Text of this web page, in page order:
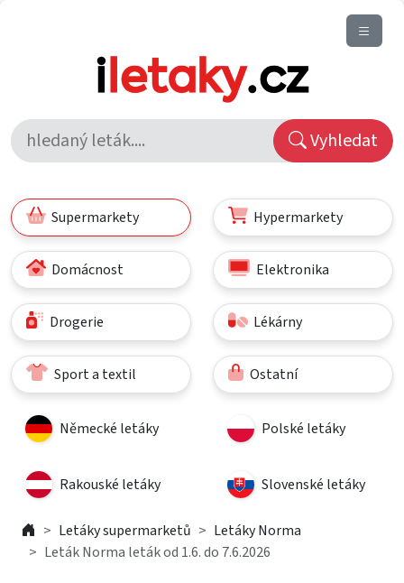
Vyhledat
Supermarkety Hypermarkety
Domácnost Elektronika
Drogerie Lékárny
Sport a textil Ostatní
Německé letáky Polské letáky
Rakouské letáky Slovenské letáky
Letáky supermarketů
Letáky Norma
Leták Norma leták od 1.6. do 7.6.2026